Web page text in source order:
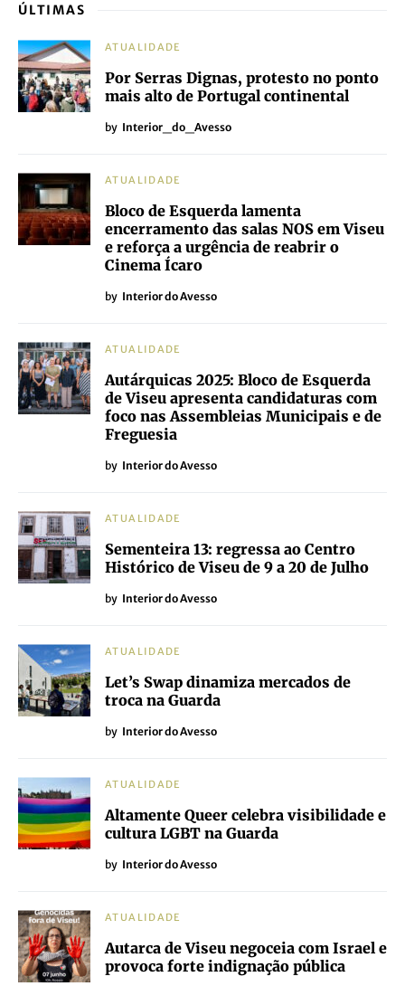
ÚLTIMAS
ATUALIDADE
Por Serras Dignas, protesto no ponto
mais alto de Portugal continental
by Interior_do_Avesso
ATUALIDADE
Bloco de Esquerda lamenta
encerramento das salas NOS em Viseu
e reforça a urgência de reabrir o
Cinema Ícaro
by Interior do Avesso
ATUALIDADE
Autárquicas 2025: Bloco de Esquerda
de Viseu apresenta candidaturas com
foco nas Assembleias Municipais e de
Freguesia
by Interior do Avesso
ATUALIDADE
Sementeira 13: regressa ao Centro
Histórico de Viseu de 9 a 20 de Julho
by Interior do Avesso
ATUALIDADE
Let’s Swap dinamiza mercados de
troca na Guarda
by Interior do Avesso
ATUALIDADE
Altamente Queer celebra visibilidade e
cultura LGBT na Guarda
by Interior do Avesso
ATUALIDADE
Autarca de Viseu negoceia com Israel e
provoca forte indignação pública